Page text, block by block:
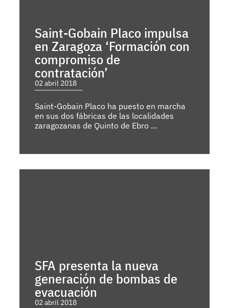
Saint-Gobain Placo impulsa
en Zaragoza ‘Formación con
compromiso de
contratación’
02 abril 2018
Saint-Gobain Placo ha puesto en marcha
en sus dos fábricas de las localidades
zaragozanas de Quinto de Ebro ...
SFA presenta la nueva
generación de bombas de
evacuación
02 abril 2018